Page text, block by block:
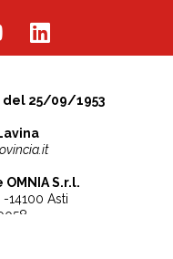
del 25/09/1953
OMNIA S.r.l.
14100 Asti